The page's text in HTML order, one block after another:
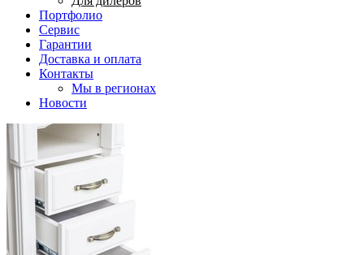
Портфолио
Сервис
Гарантии
Доставка и оплата
Контакты
Мы в регионах
Новости